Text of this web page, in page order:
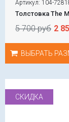
Артикул: 104-
Толстовка The
5 700 руб 2
ВЫБРАТЬ
СКИДКА